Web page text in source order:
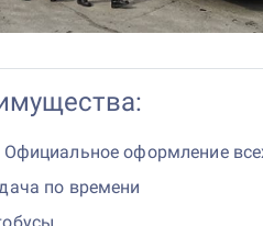
Официальное оформление
по времени